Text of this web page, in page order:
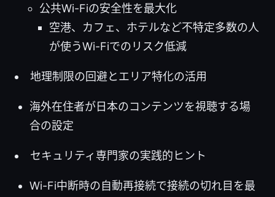
公共Wi-Fiの安全性を最大化
空港、カフェ、ホテルなど不特定多数の人
が使うWi-Fiでのリスク低減
地理制限の回避とエリア特化の活用
海外在住者が日本のコンテンツを視聴する場
合の設定
セキュリティ専門家の実践的ヒント
Wi-Fi中断時の自動再接続で接続の切れ目を最